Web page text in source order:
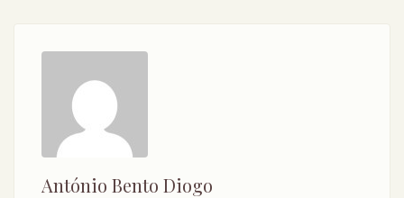
António Bento Diogo